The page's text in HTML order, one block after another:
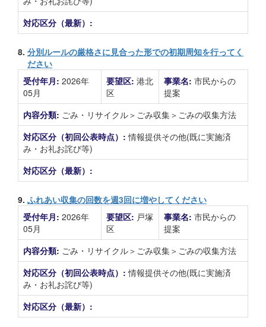
対応区分（最新）:
8. 分別ルールの厳格さに見合った形での初期周知を行ってく
ださい
受付年月: 2026年
05月
要望区: 港北
区
事業名: 市民からの
提案
内容分類: ごみ・リサイクル＞ごみ収集＞ごみの収集方法
対応区分（初回公表時点）:情報提供その他(既に実施済
み・お礼お詫び等)
対応区分（最新）:
9. ふれあい収集の回数を週3回に増やしてください
受付年月: 2026年
05月
要望区: 戸塚
区
事業名: 市民からの
提案
内容分類: ごみ・リサイクル＞ごみ収集＞ごみの収集方法
対応区分（初回公表時点）:情報提供その他(既に実施済
み・お礼お詫び等)
対応区分（最新）: